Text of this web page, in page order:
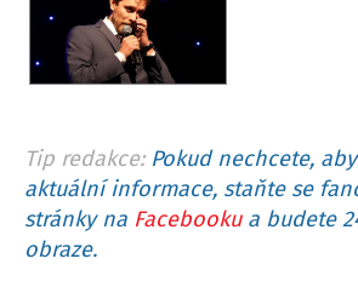
Tip redakce: Pokud nechcete,
aktuální informace, staňte se
stránky na Facebookua budete
obraze.